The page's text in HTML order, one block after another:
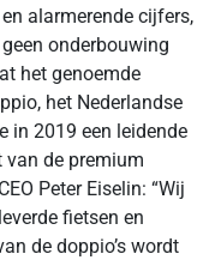
alarmerende cijfers,
onderbouwing
het genoemde
het Nederlandse
in 2019 een leidende
van de premium
Peter Eiselin: “Wij
fietsen en
de doppio’s wordt